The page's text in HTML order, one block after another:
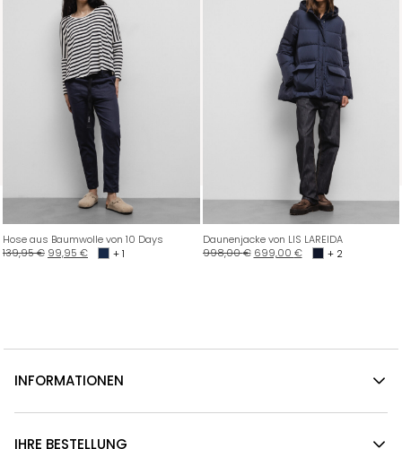
Hose aus Baumwolle von 10 Days
139,95€ 99,95 € + 1
Daunenjacke von LIS LAREIDA
998,00€ 699,00 € + 2
INFORMATIONEN
IHRE BESTELLUNG